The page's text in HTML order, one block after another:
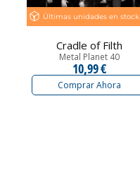
Últimas unidades en stock
Cradle of Filth
Metal Planet 40
10,99 €
Comprar Ahora